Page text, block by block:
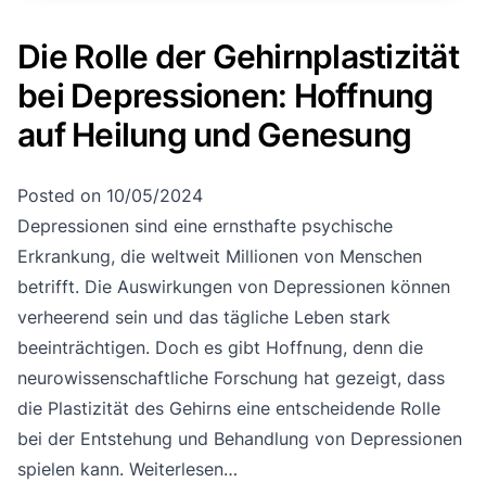
Die Rolle der Gehirnplastizität
bei Depressionen: Hoffnung
auf Heilung und Genesung
Posted on 10/05/2024
Depressionen sind eine ernsthafte psychische
Erkrankung, die weltweit Millionen von Menschen
betrifft. Die Auswirkungen von Depressionen können
verheerend sein und das tägliche Leben stark
beeinträchtigen. Doch es gibt Hoffnung, denn die
neurowissenschaftliche Forschung hat gezeigt, dass
die Plastizität des Gehirns eine entscheidende Rolle
bei der Entstehung und Behandlung von Depressionen
spielen kann. Weiterlesen…